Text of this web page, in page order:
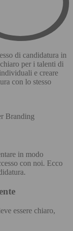
di candidatura in
per i talenti di
e creare
con lo stesso
Branding
in modo
con noi. Ecco
essere chiaro,